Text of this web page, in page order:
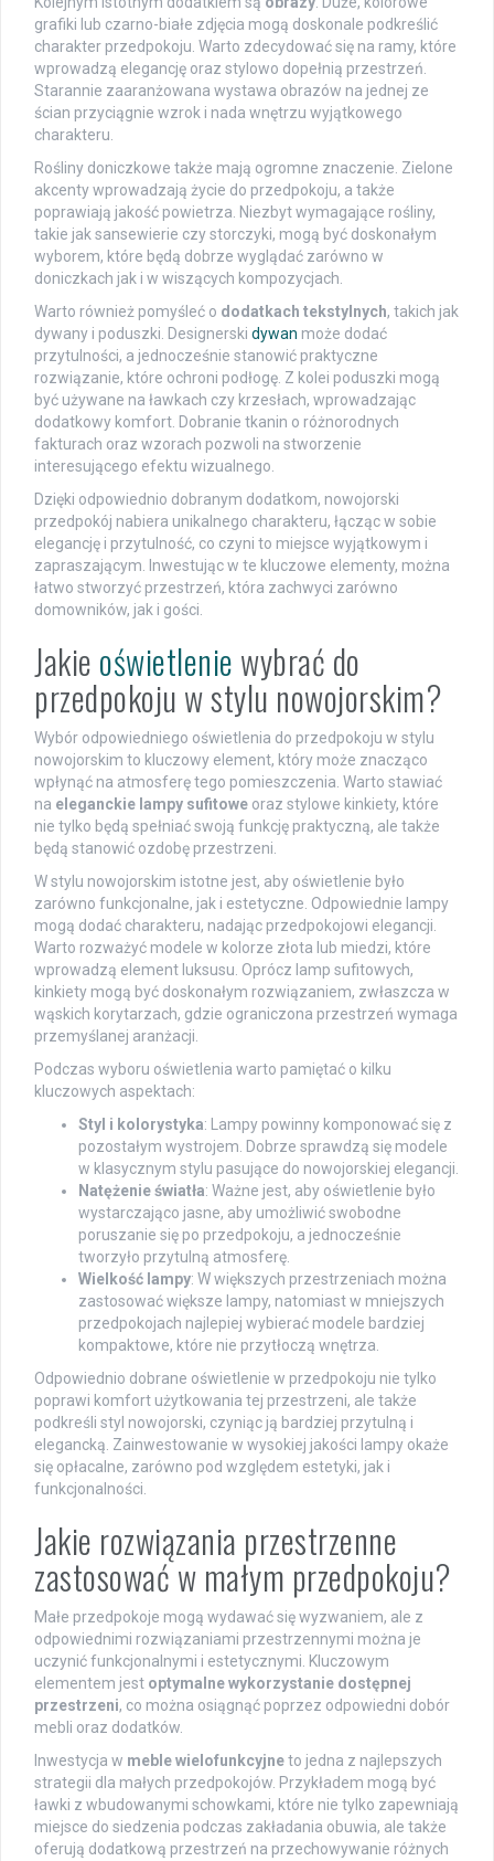
grafiki lub czarno-białe zdjęcia mogą doskonale podkreślić
charakter przedpokoju. Warto zdecydować się na ramy, które
wprowadzą elegancję oraz stylowo dopełnią przestrzeń.
Starannie zaaranżowana wystawa obrazów na jednej ze
ścian przyciągnie wzrok i nada wnętrzu wyjątkowego
charakteru.
Rośliny doniczkowe także mają ogromne znaczenie. Zielone
akcenty wprowadzają życie do przedpokoju, a także
poprawiają jakość powietrza. Niezbyt wymagające rośliny,
takie jak sansewierie czy storczyki, mogą być doskonałym
wyborem, które będą dobrze wyglądać zarówno w
doniczkach jak i w wiszących kompozycjach.
Warto również pomyśleć o dodatkach tekstylnych, takich jak
dywany i poduszki. Designerski dywan może dodać
przytulności, a jednocześnie stanowić praktyczne
rozwiązanie, które ochroni podłogę. Z kolei poduszki mogą
być używane na ławkach czy krzesłach, wprowadzając
dodatkowy komfort. Dobranie tkanin o różnorodnych
fakturach oraz wzorach pozwoli na stworzenie
interesującego efektu wizualnego.
Dzięki odpowiednio dobranym dodatkom, nowojorski
przedpokój nabiera unikalnego charakteru, łącząc w sobie
elegancję i przytulność, co czyni to miejsce wyjątkowym i
zapraszającym. Inwestując w te kluczowe elementy, można
łatwo stworzyć przestrzeń, która zachwyci zarówno
domowników, jak i gości.
Jakie oświetlenie wybrać do
przedpokoju w stylu nowojorskim?
Wybór odpowiedniego oświetlenia do przedpokoju w stylu
nowojorskim to kluczowy element, który może znacząco
wpłynąć na atmosferę tego pomieszczenia. Warto stawiać
na eleganckie lampy sufitowe oraz stylowe kinkiety, które
nie tylko będą spełniać swoją funkcję praktyczną, ale także
będą stanowić ozdobę przestrzeni.
W stylu nowojorskim istotne jest, aby oświetlenie było
zarówno funkcjonalne, jak i estetyczne. Odpowiednie lampy
mogą dodać charakteru, nadając przedpokojowi elegancji.
Warto rozważyć modele w kolorze złota lub miedzi, które
wprowadzą element luksusu. Oprócz lamp sufitowych,
kinkiety mogą być doskonałym rozwiązaniem, zwłaszcza w
wąskich korytarzach, gdzie ograniczona przestrzeń wymaga
przemyślanej aranżacji.
Podczas wyboru oświetlenia warto pamiętać o kilku
kluczowych aspektach:
Styl i kolorystyka: Lampy powinny komponować się z
pozostałym wystrojem. Dobrze sprawdzą się modele
w klasycznym stylu pasujące do nowojorskiej elegancji.
Natężenie światła: Ważne jest, aby oświetlenie było
wystarczająco jasne, aby umożliwić swobodne
poruszanie się po przedpokoju, a jednocześnie
tworzyło przytulną atmosferę.
Wielkość lampy: W większych przestrzeniach można
zastosować większe lampy, natomiast w mniejszych
przedpokojach najlepiej wybierać modele bardziej
kompaktowe, które nie przytłoczą wnętrza.
Odpowiednio dobrane oświetlenie w przedpokoju nie tylko
poprawi komfort użytkowania tej przestrzeni, ale także
podkreśli styl nowojorski, czyniąc ją bardziej przytulną i
elegancką. Zainwestowanie w wysokiej jakości lampy okaże
się opłacalne, zarówno pod względem estetyki, jak i
funkcjonalności.
Jakie rozwiązania przestrzenne
zastosować w małym przedpokoju?
Małe przedpokoje mogą wydawać się wyzwaniem, ale z
odpowiednimi rozwiązaniami przestrzennymi można je
uczynić funkcjonalnymi i estetycznymi. Kluczowym
elementem jest optymalne wykorzystanie dostępnej
przestrzeni, co można osiągnąć poprzez odpowiedni dobór
mebli oraz dodatków.
Inwestycja w meble wielofunkcyjneto jedna z najlepszych
strategii dla małych przedpokojów. Przykładem mogą być
ławki z wbudowanymi schowkami, które nie tylko zapewniają
miejsce do siedzenia podczas zakładania obuwia, ale także
oferują dodatkową przestrzeń na przechowywanie różnych